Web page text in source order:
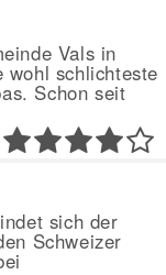
Vals in
wohl schlichteste
Schon seit
sich der
Schweizer